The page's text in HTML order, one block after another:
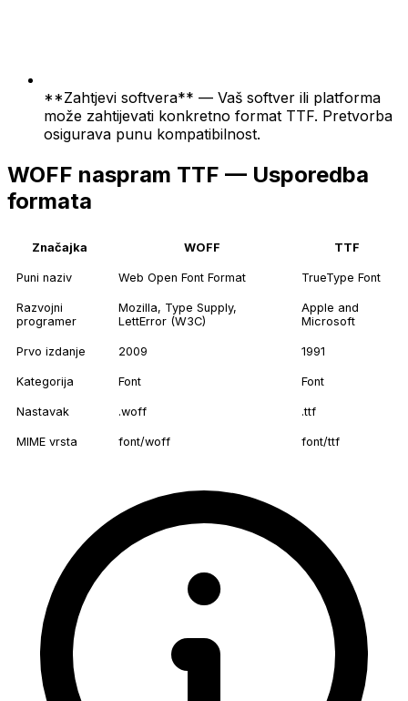
**Zahtjevi softvera** — Vaš softver ili platforma
može zahtijevati konkretno format TTF. Pretvorba
osigurava punu kompatibilnost.
WOFF naspram TTF — Usporedba
formata
Značajka WOFF TTF
Puni naziv Web Open Font Format TrueType Font
Razvojni
programer
Mozilla, Type Supply,
LettError (W3C)
Apple and
Microsoft
Prvo izdanje 2009 1991
Kategorija Font Font
Nastavak .woff .ttf
MIME vrsta font/woff font/ttf